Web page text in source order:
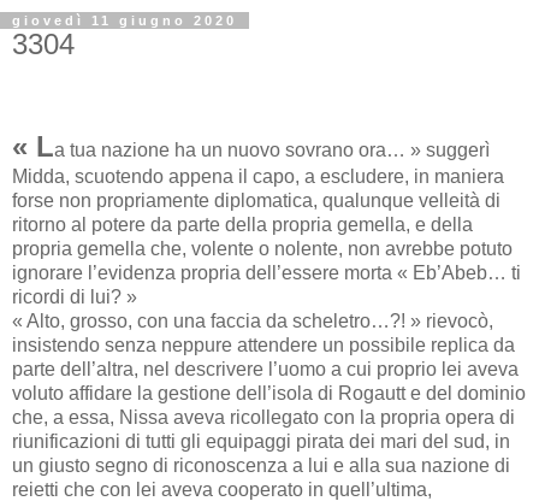
giovedì 11 giugno 2020
3304
« La tua nazione ha un nuovo sovrano ora… » suggerì
Midda, scuotendo appena il capo, a escludere, in maniera
forse non propriamente diplomatica, qualunque velleità di
ritorno al potere da parte della propria gemella, e della
propria gemella che, volente o nolente, non avrebbe potuto
ignorare l’evidenza propria dell’essere morta « Eb’Abeb… ti
ricordi di lui? »
« Alto, grosso, con una faccia da scheletro…?! » rievocò,
insistendo senza neppure attendere un possibile replica da
parte dell’altra, nel descrivere l’uomo a cui proprio lei aveva
voluto affidare la gestione dell’isola di Rogautt e del dominio
che, a essa, Nissa aveva ricollegato con la propria opera di
riunificazioni di tutti gli equipaggi pirata dei mari del sud, in
un giusto segno di riconoscenza a lui e alla sua nazione di
reietti che con lei aveva cooperato in quell’ultima,